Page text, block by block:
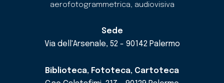
aerofotogrammetrica, audiovisiva
Sede
Via dell'Arsenale, 52 - 90142 Palermo
Biblioteca, Fototeca, Cartoteca